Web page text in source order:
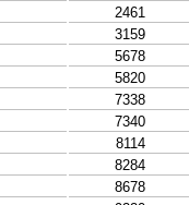
2461
3159
5678
5820
7338
7340
8114
8284
8678